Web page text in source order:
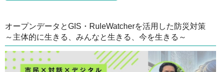
オープンデータとGIS・RuleWatcherを活用した防災対策
～主体的に生きる、みんなと生きる、今を生きる～